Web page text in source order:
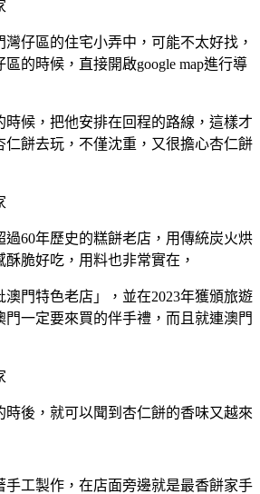
灣仔區的住宅小弄中，可能不太好找，
的時候，直接開啟google map進行導
時候，把他安排在回程的路線，這樣才
仁餅去玩，不僅沈重，又很擔心杏仁餅
過60年歷史的糕餅老店，用傳統炭火烘
脆好吃，用料也非常實在，
門特色老店」，並在2023年獲頒旅遊
一定要來買的伴手禮，而且就連澳門
時後，就可以聞到杏仁餅的香味又越來
手工製作，在店面旁邊就是最香餅家手